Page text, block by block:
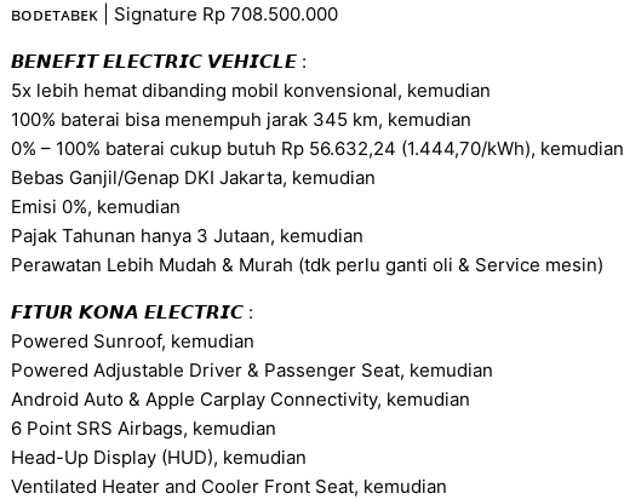
ʙᴏᴅᴇᴛᴀʙᴇᴋ | Signature Rp 708.500.000
𝘽𝙀𝙉𝙀𝙁𝙄𝙏 𝙀𝙇𝙀𝘾𝙏𝙍𝙄𝘾 𝙑𝙀𝙃𝙄𝘾𝙇𝙀 :
5x lebih hemat dibanding mobil konvensional, kemudian
100% baterai bisa menempuh jarak 345 km, kemudian
0% – 100% baterai cukup butuh Rp 56.632,24 (1.444,70/kWh), kemudian
Bebas Ganjil/Genap DKI Jakarta, kemudian
Emisi 0%, kemudian
Pajak Tahunan hanya 3 Jutaan, kemudian
Perawatan Lebih Mudah & Murah (tdk perlu ganti oli & Service mesin)
𝙁𝙄𝙏𝙐𝙍 𝙆𝙊𝙉𝘼 𝙀𝙇𝙀𝘾𝙏𝙍𝙄𝘾 :
Powered Sunroof, kemudian
Powered Adjustable Driver & Passenger Seat, kemudian
Android Auto & Apple Carplay Connectivity, kemudian
6 Point SRS Airbags, kemudian
Head-Up Display (HUD), kemudian
Ventilated Heater and Cooler Front Seat, kemudian